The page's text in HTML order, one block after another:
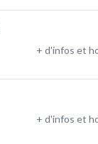
+ d'infos et
+ d'infos et